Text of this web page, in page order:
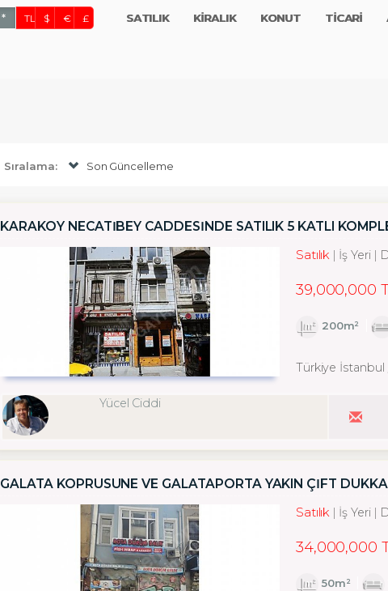
* TL $ € £ SATILIK KİRALIK KONUT TİCARİ
Sıralama: Son Güncelleme
KARAKÖY NECATİBEY CADDESİNDE SATILIK 5 KATLI
Satılık İş Yeri
39,000,000
200m²
Türkiye İstanbul
Yücel Ciddi
GALATA KÖPRÜSÜNE VE GALATAPORTA YAKIN ÇİFT
Satılık İş Yeri
34,000,000
50m²